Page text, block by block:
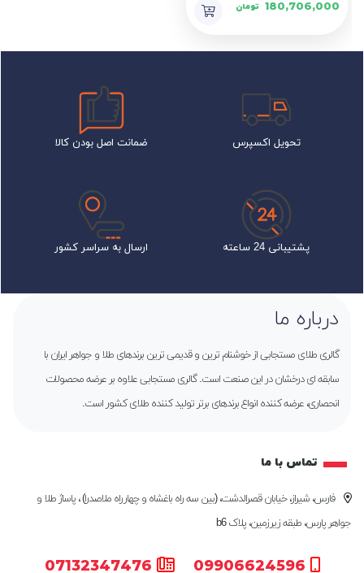
180,706,000 تومان
تحویل اکسپرس ضمانت اصل بودن کالا
پشتیبانی 24 ساعته ارسال به سراسر کشور
درباره ما
گالری طلای مستجابی از خوشنام ترین و قدیمی ترین برندهای طلا و جواهر ایران با
سابقه ای درخشان در این صنعت است. گالری مستجابی علاوه بر عرضه محصولات
انحصاری، عرضه کننده انواع برندهای برتر تولید کننده طلای کشور است.
تماس با ما
فارس، شیراز، خیابان قصرالدشت، (بین سه راه باغشاه و چهارراه ملاصدرا) ، پاساژ طلا و
جواهر پارس، طبقه زیرزمین، پلاک b6